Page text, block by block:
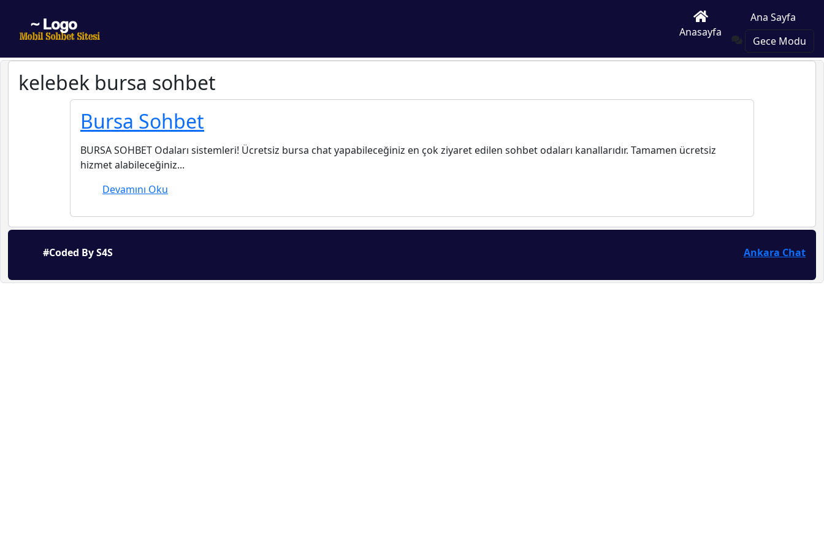
Anasayfa
Ana Sayfa
Gece Modu
kelebek bursa sohbet
Bursa Sohbet
BURSA SOHBET Odaları sistemleri! Ücretsiz bursa chat yapabileceğiniz en çok ziyaret edilen sohbet odaları kanallarıdır. Tamamen ücretsiz
hizmet alabileceğiniz...
Devamını Oku
#Coded By S4S Ankara Chat